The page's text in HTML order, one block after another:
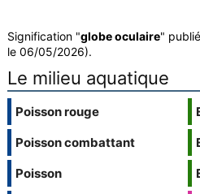
Signification "globe oculaire"
le 06/05/2026).
Le milieu aquatique
Poisson rouge
Poisson combattant
Poisson